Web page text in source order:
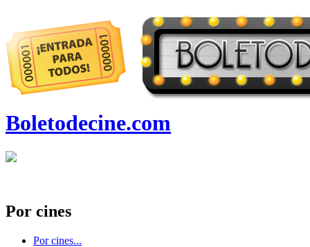
Boletodecine.com
Por cines
Por cines...